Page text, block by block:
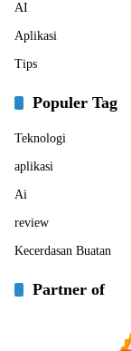
AI
Aplikasi
Tips
Populer Tag
Teknologi
aplikasi
Ai
review
Kecerdasan Buatan
Partner of